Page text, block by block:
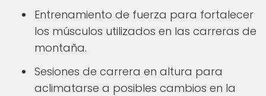
Entrenamiento de fuerza para fortalecer
los músculos utilizados en las carreras de
montaña.
Sesiones de carrera en altura para
aclimatarse a posibles cambios en la